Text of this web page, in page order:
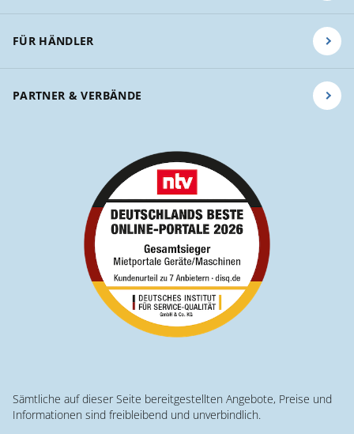
FÜR HÄNDLER
PARTNER & VERBÄNDE
Sämtliche auf dieser Seite bereitgestellten Angebote, Preise und
Informationen sind freibleibend und unverbindlich.